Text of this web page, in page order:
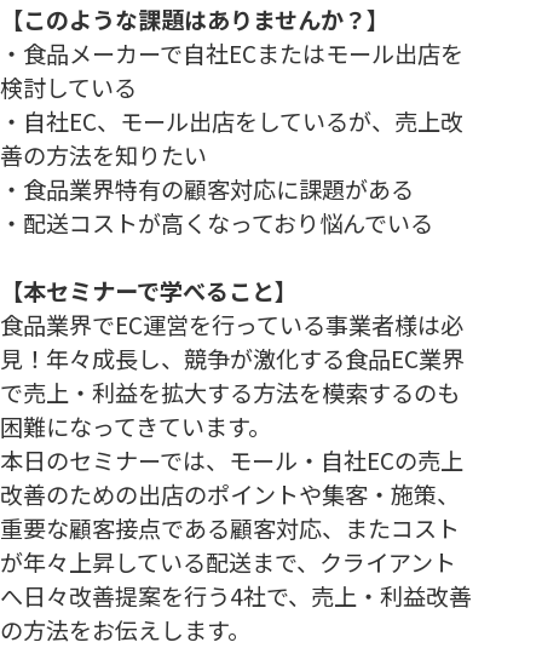
【このような課題はありませんか？】
・食品メーカーで自社ECまたはモール出店を
検討している
・自社EC、モール出店をしているが、売上改
善の方法を知りたい
・食品業界特有の顧客対応に課題がある
・配送コストが高くなっており悩んでいる
【本セミナーで学べること】
食品業界でEC運営を行っている事業者様は必
見！年々成長し、競争が激化する食品EC業界
で売上・利益を拡大する方法を模索するのも
困難になってきています。
本日のセミナーでは、モール・自社ECの売上
改善のための出店のポイントや集客・施策、
重要な顧客接点である顧客対応、またコスト
が年々上昇している配送まで、クライアント
へ日々改善提案を行う4社で、売上・利益改善
の方法をお伝えします。